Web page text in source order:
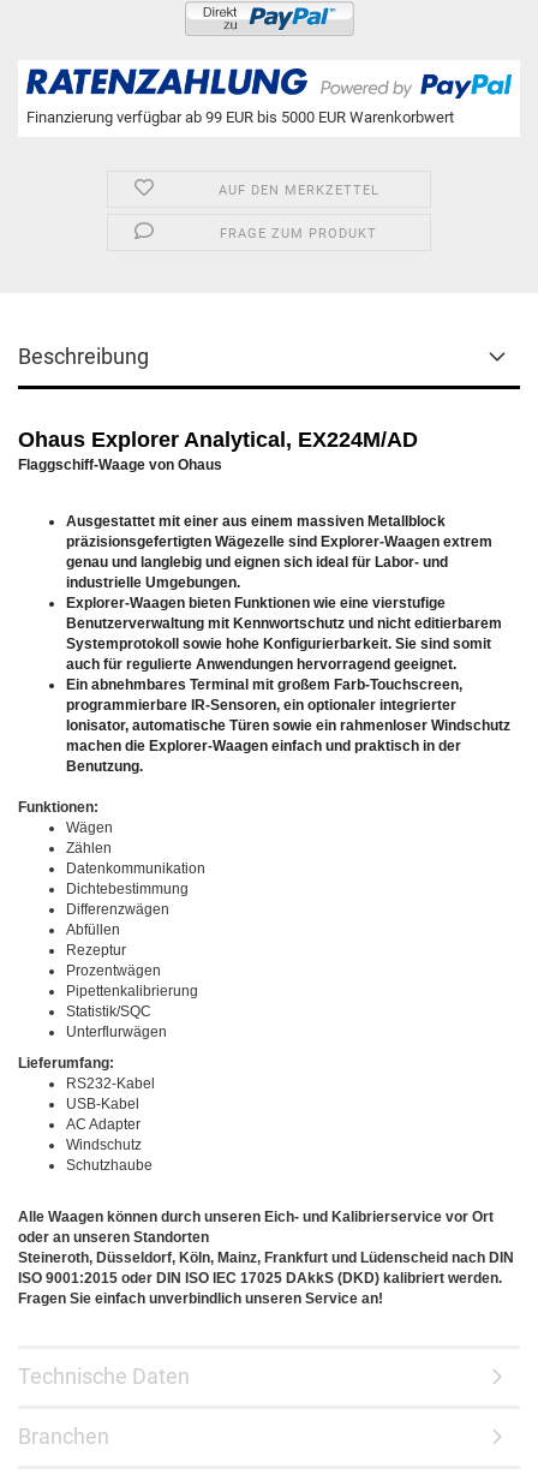
Finanzierung verfügbar ab 99 EUR bis 5000 EUR Warenkorbwert
AUF DEN MERKZETTEL
FRAGE ZUM PRODUKT
Beschreibung
Ohaus Explorer Analytical, EX224M/AD
Flaggschiff-Waage von Ohaus
Ausgestattet mit einer aus einem massiven Metallblock
präzisionsgefertigten Wägezelle sind Explorer-Waagen extrem
genau und langlebig und eignen sich ideal für Labor- und
industrielle Umgebungen.
Explorer-Waagen bieten Funktionen wie eine vierstufige
Benutzerverwaltung mit Kennwortschutz und nicht editierbarem
Systemprotokoll sowie hohe Konfigurierbarkeit. Sie sind somit
auch für regulierte Anwendungen hervorragend geeignet.
Ein abnehmbares Terminal mit großem Farb-Touchscreen,
programmierbare IR-Sensoren, ein optionaler integrierter
Ionisator, automatische Türen sowie ein rahmenloser Windschutz
machen die Explorer-Waagen einfach und praktisch in der
Benutzung.
Funktionen:
Wägen
Zählen
Datenkommunikation
Dichtebestimmung
Differenzwägen
Abfüllen
Rezeptur
Prozentwägen
Pipettenkalibrierung
Statistik/SQC
Unterflurwägen
Lieferumfang:
RS232-Kabel
USB-Kabel
AC Adapter
Windschutz
Schutzhaube
Alle Waagen können durch unseren Eich- und Kalibrierservice vor Ort
oder an unseren Standorten
Steineroth, Düsseldorf, Köln, Mainz, Frankfurt und Lüdenscheid nach DIN
ISO 9001:2015 oder DIN ISO IEC 17025 DAkkS (DKD) kalibriert werden.
Fragen Sie einfach unverbindlich unseren Service an!
Technische Daten
Branchen